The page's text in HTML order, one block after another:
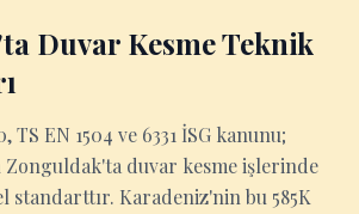
Duvar Kesme Teknik
TS EN 1504 ve 6331 İSG kanunu;
Zonguldak'ta duvar kesme işlerinde
standarttır. Karadeniz'nin bu 585K